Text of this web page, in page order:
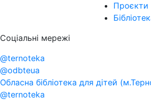
Проєкти
Соціальні мережі
@ternoteka
@odbteua
Обласна бібліотека для дітей
@ternoteka